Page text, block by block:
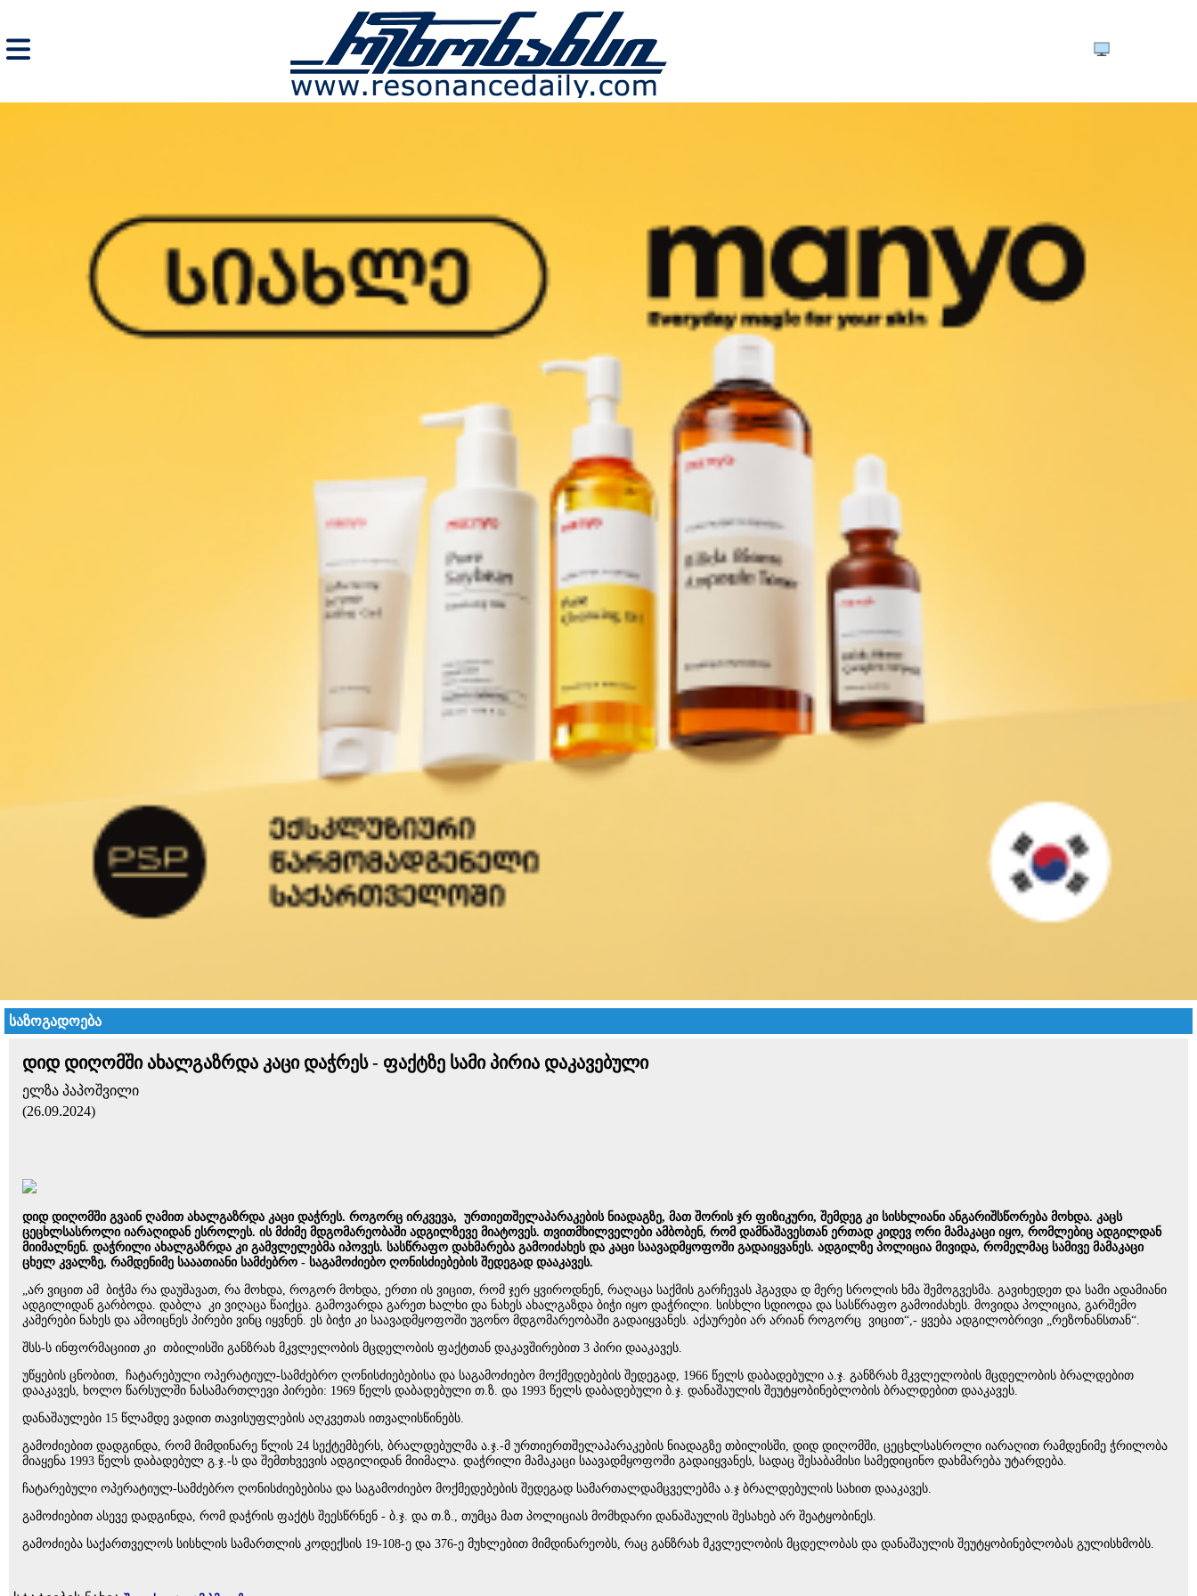
საზოგადოება
დიდ დიღომში ახალგაზრდა კაცი დაჭრეს - ფაქტზე სამი პირია დაკავებული
ელზა პაპოშვილი
(26.09.2024)
დიდ დიღომში გვაინ ღამით ახალგაზრდა კაცი დაჭრეს. როგორც ირკვევა, ურთიეთშელაპარაკების ნიადაგზე, მათ შორის ჯრ ფიზიკური, შემდეგ კი სისხლიანი ანგარიშსწორება მოხდა. კაცს
ცეცხლსასროლი იარაღიდან ესროლეს. ის მძიმე მდგომარეობაში ადგილზევე მიატოვეს. თვითმხილველები ამბობენ, რომ დამნაშავესთან ერთად კიდევ ორი მამაკაცი იყო, რომლებიც ადგილდან
მიიმალნენ. დაჭრილი ახალგაზრდა კი გამვლელებმა იპოვეს. სასწრაფო დახმარება გამოიძახეს და კაცი საავადმყოფოში გადაიყვანეს. ადგილზე პოლიცია მივიდა, რომელმაც სამივე მამაკაცი
ცხელ კვალზე, რამდენიმე სააათიანი სამძებრო - საგამოძიებო ღონისძიებების შედეგად დააკავეს.
„არ ვიცით ამ ბიჭმა რა დაუშავათ, რა მოხდა, როგორ მოხდა, ერთი ის ვიცით, რომ ჯერ ყვიროდნენ, რაღაცა საქმის გარჩევას ჰგავდა დ მერე სროლის ხმა შემოგვესმა. გავიხედეთ და სამი ადამიანი
ადგილიდან გარბოდა. დაბლა კი ვიღაცა წაიქცა. გამოვარდა გარეთ ხალხი და ნახეს ახალგაზდა ბიჭი იყო დაჭრილი. სისხლი სდიოდა და სასწრაფო გამოიძახეს. მოვიდა პოლიცია, გარშემო
კამერები ნახეს და ამოიცნეს პირები ვინც იყვნენ. ეს ბიჭი კი საავადმყოფოში უგონო მდგომარეობაში გადაიყვანეს. აქაურები არ არიან როგორც ვიცით“,- ყვება ადგილობრივი „რეზონანსთან“.
შსს-ს ინფორმაციით კი თბილისში განზრახ მკვლელობის მცდელობის ფაქტთან დაკავშირებით 3 პირი დააკავეს.
უწყების ცნობით, ჩატარებული ოპერატიულ-სამძებრო ღონისძიებებისა და საგამოძიებო მოქმედებების შედეგად, 1966 წელს დაბადებული ა.ჯ. განზრახ მკვლელობის მცდელობის ბრალდებით
დააკავეს, ხოლო წარსულში ნასამართლევი პირები: 1969 წელს დაბადებული თ.ზ. და 1993 წელს დაბადებული ბ.ჯ. დანაშაულის შეუტყობინებლობის ბრალდებით დააკავეს.
დანაშაულები 15 წლამდე ვადით თავისუფლების აღკვეთას ითვალისწინებს.
გამოძიებით დადგინდა, რომ მიმდინარე წლის 24 სექტემბერს, ბრალდებულმა ა.ჯ.-მ ურთიერთშელაპარაკების ნიადაგზე თბილისში, დიდ დიღომში, ცეცხლსასროლი იარაღით რამდენიმე ჭრილობა
მიაყენა 1993 წელს დაბადებულ გ.ჯ.-ს და შემთხვევის ადგილიდან მიიმალა. დაჭრილი მამაკაცი საავადმყოფოში გადაიყვანეს, სადაც შესაბამისი სამედიცინო დახმარება უტარდება.
ჩატარებული ოპერატიულ-სამძებრო ღონისძიებებისა და საგამოძიებო მოქმედებების შედეგად სამართალდამცველებმა ა.ჯ ბრალდებულის სახით დააკავეს.
გამოძიებით ასევე დადგინდა, რომ დაჭრის ფაქტს შეესწრნენ - ბ.ჯ. და თ.ზ., თუმცა მათ პოლიციას მომხდარი დანაშაულის შესახებ არ შეატყობინეს.
გამოძიება საქართველოს სისხლის სამართლის კოდექსის 19-108-ე და 376-ე მუხლებით მიმდინარეობს, რაც განზრახ მკვლელობის მცდელობას და დანაშაულის შეუტყობინებლობას გულისხმობს.